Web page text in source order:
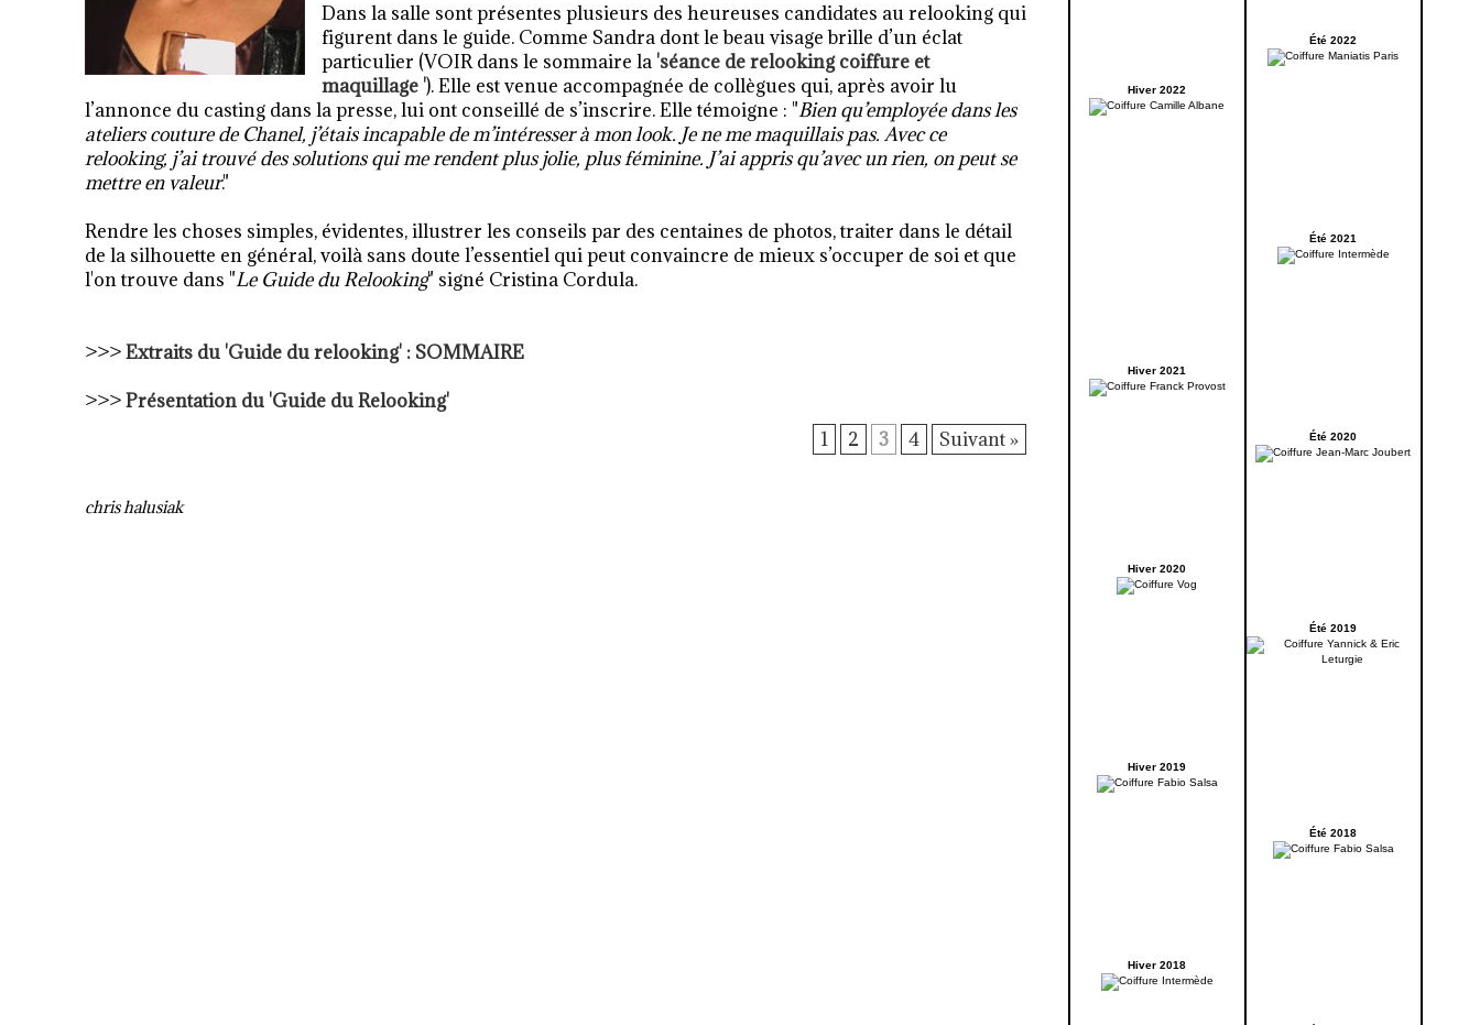
Dans la salle sont présentes plusieurs des heureuses candidates au relooking qui
figurent dans le guide. Comme Sandra dont le beau visage brille d’un éclat
particulier (VOIR dans le sommaire la 'séance de relooking coiffure et
maquillage '). Elle est venue accompagnée de collègues qui, après avoir lu
l’annonce du casting dans la presse, lui ont conseillé de s’inscrire. Elle témoigne : "Bien qu’employée dans les
ateliers couture de Chanel, j’étais incapable de m’intéresser à mon look. Je ne me maquillais pas. Avec ce
relooking, j’ai trouvé des solutions qui me rendent plus jolie, plus féminine. J’ai appris qu’avec un rien, on peut se
mettre en valeur."
Rendre les choses simples, évidentes, illustrer les conseils par des centaines de photos, traiter dans le détail
de la silhouette en général, voilà sans doute l’essentiel qui peut convaincre de mieux s’occuper de soi et que
l'on trouve dans "Le Guide du Relooking" signé Cristina Cordula.
>>>Extraits du 'Guide du relooking' : SOMMAIRE
>>>Présentation du 'Guide du Relooking'
1
2 3 4 Suivant »
chris halusiak
Hiver 2022
Hiver 2021
Hiver 2020
Hiver 2019
Hiver 2018
Été 2022
Été 2021
Été 2020
Été 2019
Été 2018